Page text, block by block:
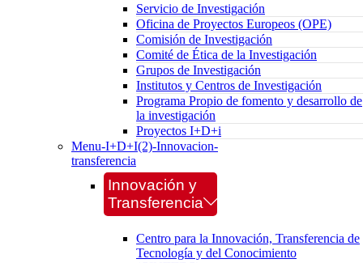
Servicio de Investigación
Oficina de Proyectos Europeos (OPE)
Comisión de Investigación
Comité de Ética de la Investigación
Grupos de Investigación
Institutos y Centros de Investigación
Programa Propio de fomento y desarrollo de
la investigación
Proyectos I+D+i
Menu-I+D+I(2)-Innovacion-
transferencia
Innovación y
Transferencia
Centro para la Innovación, Transferencia de
Tecnología y del Conocimiento